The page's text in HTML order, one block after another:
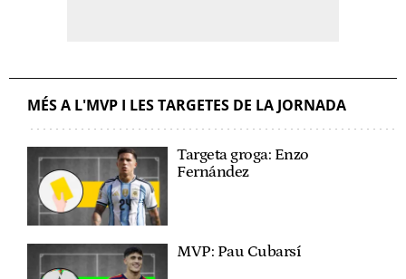
MÉS A L'MVP I LES TARGETES DE LA JORNADA
Targeta groga: Enzo
Fernández
MVP: Pau Cubarsí